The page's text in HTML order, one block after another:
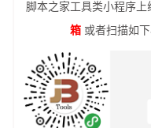
脚本之家工具类小程序上
箱 或者扫描如